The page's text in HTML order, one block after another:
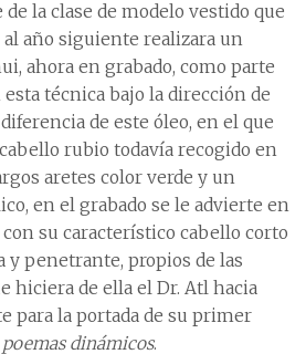
la clase de modelo vestido que
al año siguiente realizara un
ahora en grabado, como parte
técnica bajo la dirección de
de este óleo, en el que
rubio todavía recogido en
aretes color verde y un
en el grabado se le advierte en
su característico cabello corto
y penetrante, propios de las
hiciera de ella el Dr. Atl hacia
para la portada de su primer
dinámicos.